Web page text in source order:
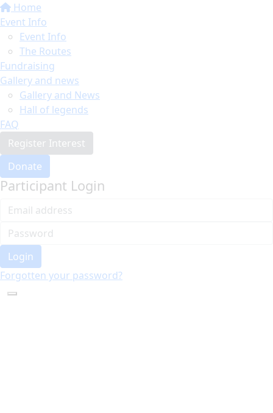
Home
Event Info
Event Info
The Routes
Fundraising
Gallery and news
Gallery and News
Hall of legends
FAQ
Register Interest
Donate
Participant Login
Login
Forgotten your password?